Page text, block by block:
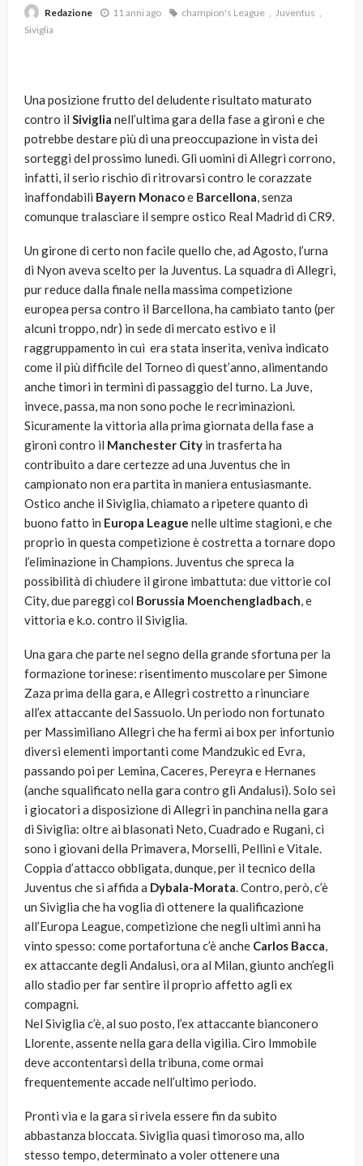
Redazione 11 anni ago champion's League
Juventus
Siviglia
Una posizione frutto del deludente risultato maturato
contro il Siviglia nell’ultima gara della fase a gironi e che
potrebbe destare più di una preoccupazione in vista dei
sorteggi del prossimo lunedì. Gli uomini di Allegri corrono,
infatti, il serio rischio di ritrovarsi contro le corazzate
inaffondabili Bayern Monacoe Barcellona, senza
comunque tralasciare il sempre ostico Real Madrid di CR9.
Un girone di certo non facile quello che, ad Agosto, l’urna
di Nyon aveva scelto per la Juventus. La squadra di Allegri,
pur reduce dalla finale nella massima competizione
europea persa contro il Barcellona, ha cambiato tanto (per
alcuni troppo, ndr) in sede di mercato estivo e il
raggruppamento in cui era stata inserita, veniva indicato
come il più difficile del Torneo di quest’anno, alimentando
anche timori in termini di passaggio del turno. La Juve,
invece, passa, ma non sono poche le recriminazioni.
Sicuramente la vittoria alla prima giornata della fase a
gironi contro il Manchester City in trasferta ha
contribuito a dare certezze ad una Juventus che in
campionato non era partita in maniera entusiasmante.
Ostico anche il Siviglia, chiamato a ripetere quanto di
buono fatto in Europa League nelle ultime stagioni, e che
proprio in questa competizione è costretta a tornare dopo
l’eliminazione in Champions. Juventus che spreca la
possibilità di chiudere il girone imbattuta: due vittorie col
City, due pareggi col Borussia Moenchengladbach, e
vittoria e k.o. contro il Siviglia.
Una gara che parte nel segno della grande sfortuna per la
formazione torinese: risentimento muscolare per Simone
Zaza prima della gara, e Allegri costretto a rinunciare
all’ex attaccante del Sassuolo. Un periodo non fortunato
per Massimiliano Allegri che ha fermi ai box per infortunio
diversi elementi importanti come Mandzukic ed Evra,
passando poi per Lemina, Caceres, Pereyra e Hernanes
(anche squalificato nella gara contro gli Andalusi). Solo sei
i giocatori a disposizione di Allegri in panchina nella gara
di Siviglia: oltre ai blasonati Neto, Cuadrado e Rugani, ci
sono i giovani della Primavera, Morselli, Pellini e Vitale.
Coppia d’attacco obbligata, dunque, per il tecnico della
Juventus che si affida a Dybala-Morata. Contro, però, c’è
un Siviglia che ha voglia di ottenere la qualificazione
all’Europa League, competizione che negli ultimi anni ha
vinto spesso: come portafortuna c’è anche Carlos Bacca,
ex attaccante degli Andalusi, ora al Milan, giunto anch’egli
allo stadio per far sentire il proprio affetto agli ex
compagni.
Nel Siviglia c’è, al suo posto, l’ex attaccante bianconero
Llorente, assente nella gara della vigilia. Ciro Immobile
deve accontentarsi della tribuna, come ormai
frequentemente accade nell’ultimo periodo.
Pronti via e la gara si rivela essere fin da subito
abbastanza bloccata. Siviglia quasi timoroso ma, allo
stesso tempo, determinato a voler ottenere una